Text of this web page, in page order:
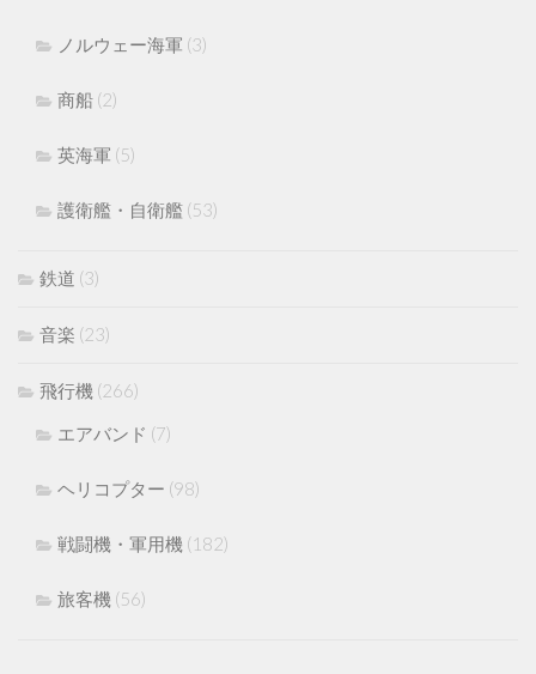
ノルウェー海軍 (3)
商船 (2)
英海軍 (5)
護衛艦・自衛艦 (53)
鉄道 (3)
音楽 (23)
飛行機 (266)
エアバンド (7)
ヘリコプター (98)
戦闘機・軍用機 (182)
旅客機 (56)